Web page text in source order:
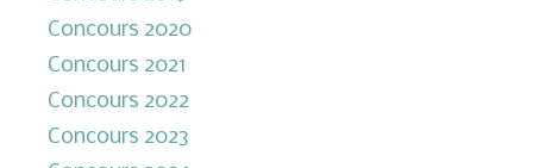
Concours 2020
Concours 2021
Concours 2022
Concours 2023